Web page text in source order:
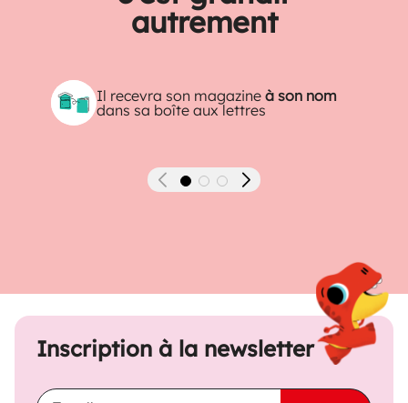
autrement
Il recevra son magazineà son nom
dans sa boîte aux lettres
Précédent Suivant
Inscription à la newsletter